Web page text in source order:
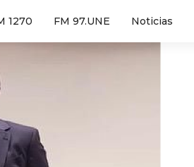
1270 FM 97.UNE Noticias